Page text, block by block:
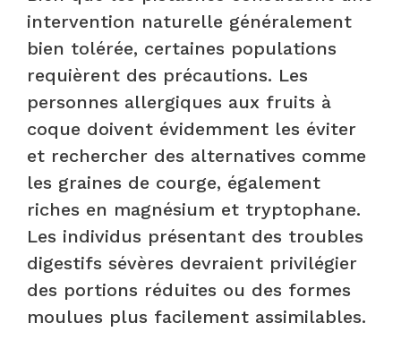
intervention naturelle généralement
bien tolérée, certaines populations
requièrent des précautions. Les
personnes allergiques aux fruits à
coque doivent évidemment les éviter
et rechercher des alternatives comme
les graines de courge, également
riches en magnésium et tryptophane.
Les individus présentant des troubles
digestifs sévères devraient privilégier
des portions réduites ou des formes
moulues plus facilement assimilables.